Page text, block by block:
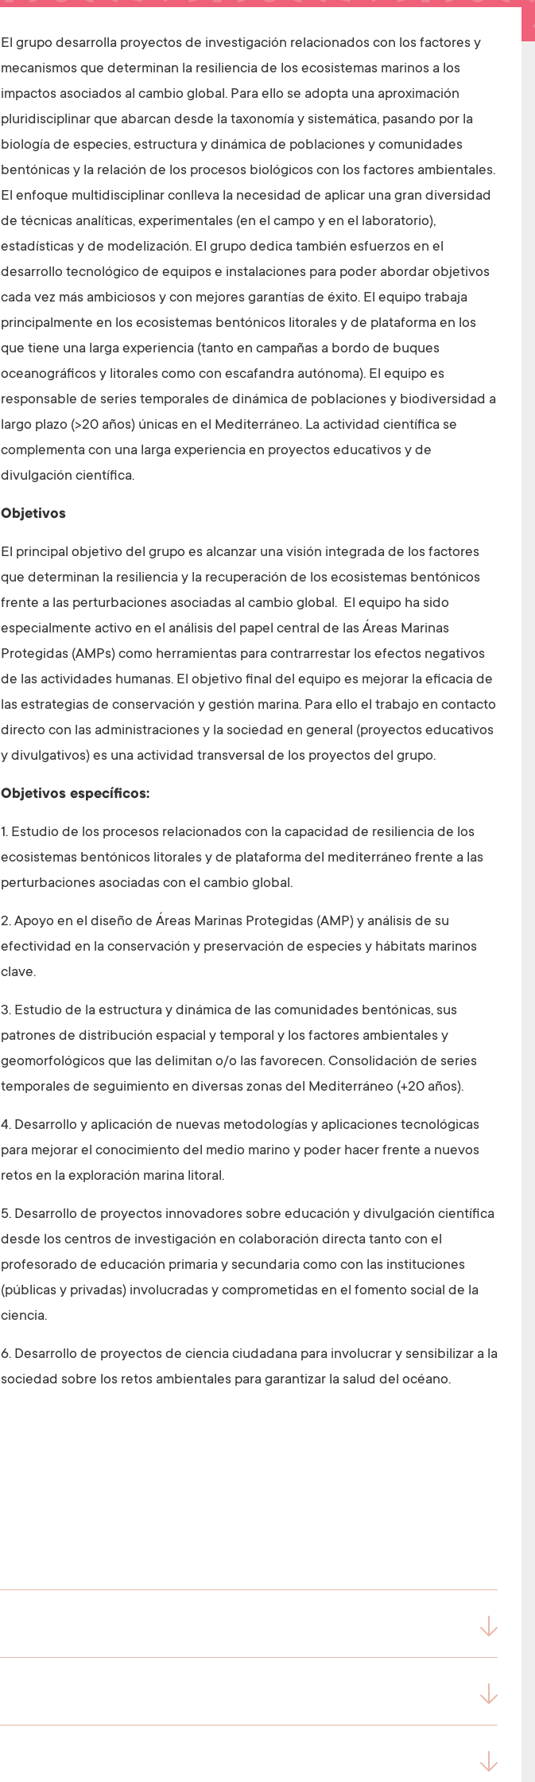
El grupo desarrolla proyectos de investigación relacionados con los factores y
mecanismos que determinan la resiliencia de los ecosistemas marinos a los
impactos asociados al cambio global. Para ello se adopta una aproximación
pluridisciplinar que abarcan desde la taxonomía y sistemática, pasando por la
biología de especies, estructura y dinámica de poblaciones y comunidades
bentónicas y la relación de los procesos biológicos con los factores ambientales.
El enfoque multidisciplinar conlleva la necesidad de aplicar una gran diversidad
de técnicas analíticas, experimentales (en el campo y en el laboratorio),
estadísticas y de modelización. El grupo dedica también esfuerzos en el
desarrollo tecnológico de equipos e instalaciones para poder abordar objetivos
cada vez más ambiciosos y con mejores garantías de éxito. El equipo trabaja
principalmente en los ecosistemas bentónicos litorales y de plataforma en los
que tiene una larga experiencia (tanto en campañas a bordo de buques
oceanográficos y litorales como con escafandra autónoma). El equipo es
responsable de series temporales de dinámica de poblaciones y biodiversidad a
largo plazo (>20 años) únicas en el Mediterráneo. La actividad científica se
complementa con una larga experiencia en proyectos educativos y de
divulgación científica.
Objetivos
El principal objetivo del grupo es alcanzar una visión integrada de los factores
que determinan la resiliencia y la recuperación de los ecosistemas bentónicos
frente a las perturbaciones asociadas al cambio global. El equipo ha sido
especialmente activo en el análisis del papel central de las Áreas Marinas
Protegidas (AMPs) como herramientas para contrarrestar los efectos negativos
de las actividades humanas. El objetivo final del equipo es mejorar la eficacia de
las estrategias de conservación y gestión marina. Para ello el trabajo en contacto
directo con las administraciones y la sociedad en general (proyectos educativos
y divulgativos) es una actividad transversal de los proyectos del grupo.
Objetivos específicos:
1. Estudio de los procesos relacionados con la capacidad de resiliencia de los
ecosistemas bentónicos litorales y de plataforma del mediterráneo frente a las
perturbaciones asociadas con el cambio global.
2. Apoyo en el diseño de Áreas Marinas Protegidas (AMP) y análisis de su
efectividad en la conservación y preservación de especies y hábitats marinos
clave.
3. Estudio de la estructura y dinámica de las comunidades bentónicas, sus
patrones de distribución espacial y temporal y los factores ambientales y
geomorfológicos que las delimitan o/o las favorecen. Consolidación de series
temporales de seguimiento en diversas zonas del Mediterráneo (+20 años).
4. Desarrollo y aplicación de nuevas metodologías y aplicaciones tecnológicas
para mejorar el conocimiento del medio marino y poder hacer frente a nuevos
retos en la exploración marina litoral.
5. Desarrollo de proyectos innovadores sobre educación y divulgación científica
desde los centros de investigación en colaboración directa tanto con el
profesorado de educación primaria y secundaria como con las instituciones
(públicas y privadas) involucradas y comprometidas en el fomento social de la
ciencia.
6. Desarrollo de proyectos de ciencia ciudadana para involucrar y sensibilizar a la
sociedad sobre los retos ambientales para garantizar la salud del océano.